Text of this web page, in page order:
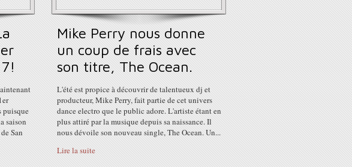
puisque
saison
San
Mike Perry nous donne
un coup de frais avec
son titre, The Ocean.
L'été est propice à découvrir de talentueux dj et
producteur, Mike Perry, fait partie de cet univers
dance electro que le public adore. L'artiste étant en
plus attiré par la musique depuis sa naissance. Il
nous dévoile son nouveau single, The Ocean. Un...
Lire la suite